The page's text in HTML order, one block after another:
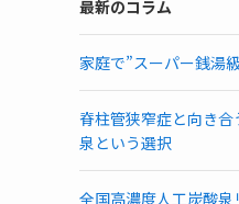
最新のコラム
家庭で”スーパー銭湯
脊柱管狭窄症と向き
泉という選択
全国高濃度人工炭酸泉